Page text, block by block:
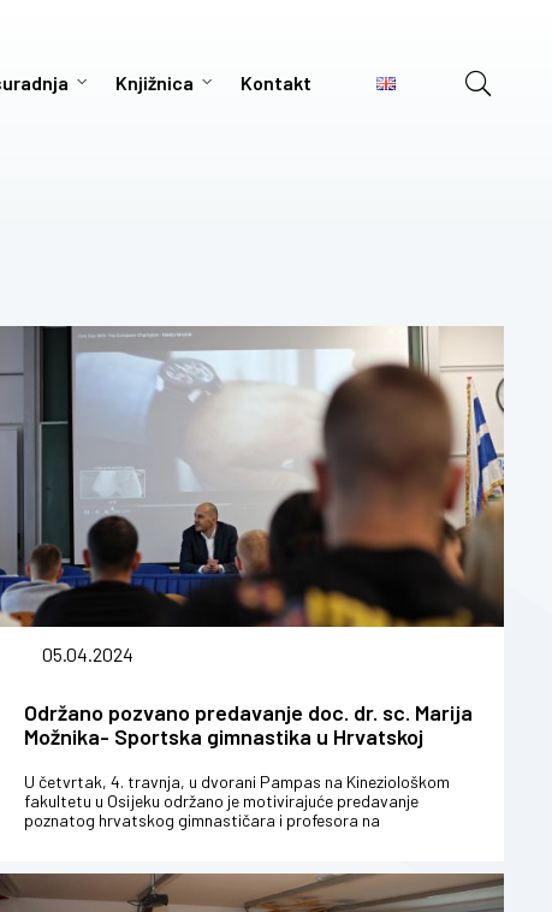
Knjižnica Kontakt
05.04.2024
Održano pozvano predavanje doc. dr. sc. Marija
Možnika- Sportska gimnastika u Hrvatskoj
U četvrtak, 4. travnja, u dvorani Pampas na Kineziološkom
fakultetu u Osijeku održano je motivirajuće predavanje
poznatog hrvatskog gimnastičara i profesora na